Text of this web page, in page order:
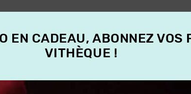
EN CADEAU, ABONNEZ VOS
VITHÈQUE !